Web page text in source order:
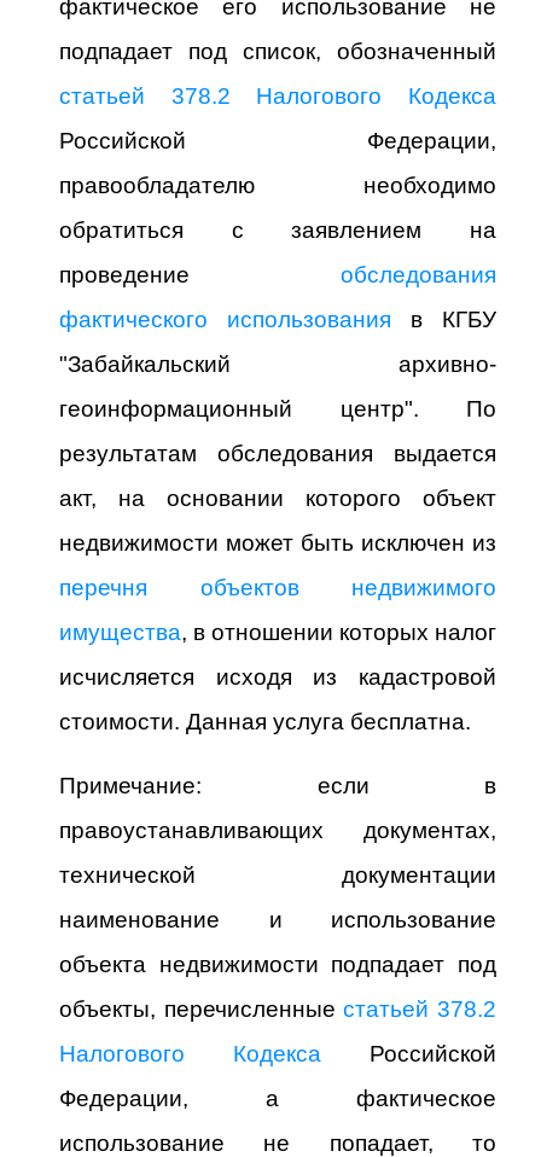
фактическое его использование не
подпадает под список, обозначенный
статьей 378.2 Налогового Кодекса
Российской Федерации,
правообладателю необходимо
обратиться с заявлением на
проведение обследования
фактического использования в КГБУ
"Забайкальский архивно-
геоинформационный центр". По
результатам обследования выдается
акт, на основании которого объект
недвижимости может быть исключен из
перечня объектов недвижимого
имущества, в отношении которых налог
исчисляется исходя из кадастровой
стоимости. Данная услуга бесплатна.
Примечание: если в
правоустанавливающих документах,
технической документации
наименование и использование
объекта недвижимости подпадает под
объекты, перечисленныестатьей 378.2
Налогового Кодекса Российской
Федерации, а фактическое
использование не попадает, то